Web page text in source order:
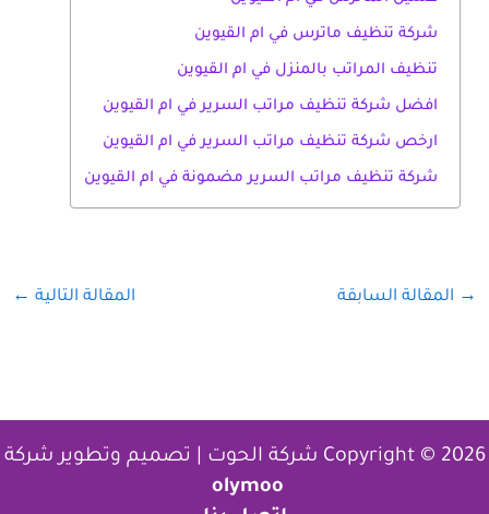
شركة تنظيف ماترس في ام القيوين
تنظيف المراتب بالمنزل في ام القيوين
افضل شركة تنظيف مراتب السرير في ام القيوين
ارخص شركة تنظيف مراتب السرير في ام القيوين
شركة تنظيف مراتب السرير مضمونة في ام القيوين
→ المقالة السابقة المقالة التالية ←
Copyright © 2026 شركة الحوت | تصميم وتطوير شركة
olymoo